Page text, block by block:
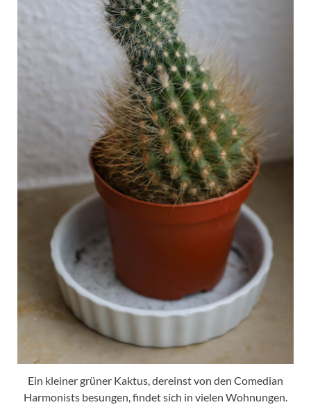
Ein kleiner grüner Kaktus, dereinst von den Comedian
Harmonists besungen, findet sich in vielen Wohnungen.